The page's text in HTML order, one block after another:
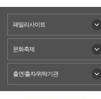
패밀리사이트
문화축제
출연/출자/위탁기관